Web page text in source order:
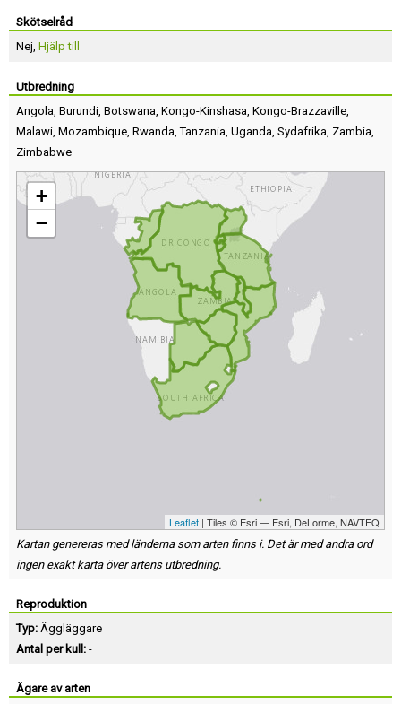
Skötselråd
Nej, Hjälp till
Utbredning
Angola, Burundi, Botswana, Kongo-Kinshasa, Kongo-Brazzaville,
Malawi, Mozambique, Rwanda,Tanzania, Uganda, Sydafrika, Zambia,
Zimbabwe
+
−
Leaflet | Tiles © Esri — Esri, DeLorme, NAVTEQ
Kartan genereras med länderna som arten finns i. Det är med andra ord
ingen exakt karta över artens utbredning.
Reproduktion
Typ: Äggläggare
Antal per kull: -
Ägare av arten